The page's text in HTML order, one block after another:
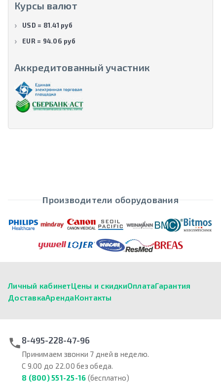
Курсы валют
USD = 81.41 руб
EUR = 94.06 руб
Аккредитованный участник
Производители оборудования
Личный кабинетЦены и скидкиОплатаГарантия
ДоставкаАрендаКонтакты
8-495-228-47-96
Принимаем звонки 7 дней в неделю.
С 9.00 до 22.00 без обеда.
8 (800) 551-25-16 (бесплатно)